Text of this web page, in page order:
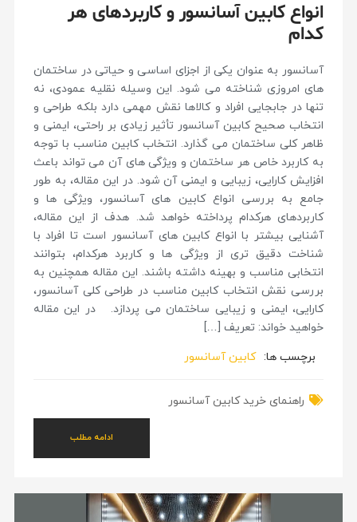
انواع کابین آسانسور و کاربردهای هر
کدام
آسانسور به عنوان یکی از اجزای اساسی و حیاتی در ساختمان
های امروزی شناخته می شود. این وسیله نقلیه عمودی، نه
تنها در جابجایی افراد و کالاها نقش مهمی دارد بلکه طراحی و
انتخاب صحیح کابین آسانسور تأثیر زیادی بر راحتی، ایمنی و
ظاهر کلی ساختمان می گذارد. انتخاب کابین مناسب با توجه
به کاربرد خاص هر ساختمان و ویژگی های آن می تواند باعث
افزایش کارایی، زیبایی و ایمنی آن شود. در این مقاله، به طور
جامع به بررسی انواع کابین های آسانسور، ویژگی ها و
کاربردهای هرکدام پرداخته خواهد شد. هدف از این مقاله،
آشنایی بیشتر با انواع کابین های آسانسور است تا افراد با
شناخت دقیق تری از ویژگی ها و کاربرد هرکدام، بتوانند
انتخابی مناسب و بهینه داشته باشند. این مقاله همچنین به
بررسی نقش انتخاب کابین مناسب در طراحی کلی آسانسور،
کارایی، ایمنی و زیبایی ساختمان می پردازد. در این مقاله
خواهید خواند: تعریف […]
برچسب ها: کابین آسانسور
راهنمای خرید کابین آسانسور
ادامه مطلب